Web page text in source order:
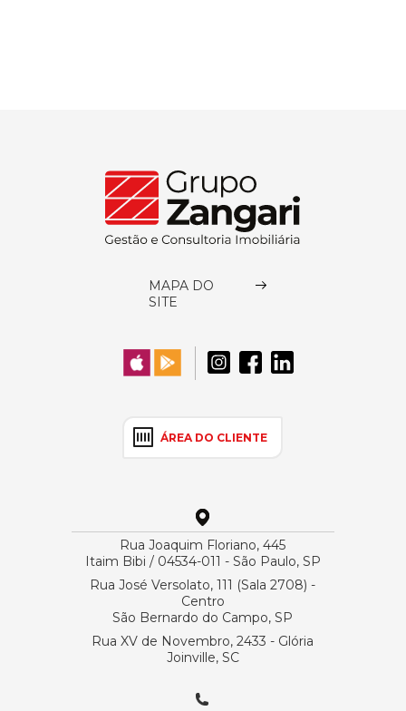
MAPA DO
SITE
ÁREA DO CLIENTE
Rua Joaquim Floriano, 445
Itaim Bibi / 04534-011 - São Paulo, SP
Rua José Versolato, 111 (Sala 2708) -
Centro
São Bernardo do Campo, SP
Rua XV de Novembro, 2433 - Glória
Joinville, SC